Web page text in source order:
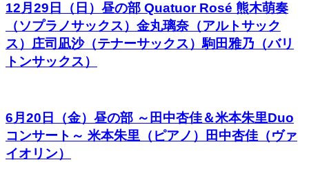
12月29日（日）昼の部 Quatuor Rosé 熊木萌奏
（ソプラノサックス）金丸璃奈（アルトサック
ス）庄司凪沙（テナーサックス）駒田雅乃（バリ
トンサックス）
6月20日（金）昼の部 ～田中杏佳＆米本朱里Duo
コンサート～ 米本朱里（ピアノ）田中杏佳（ヴァ
イオリン）